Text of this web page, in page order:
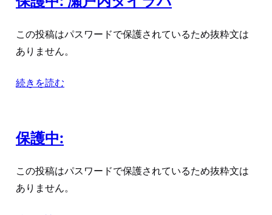
この投稿はパスワードで保護されているため抜粋文は
ありません。
続きを読む
保護中:
この投稿はパスワードで保護されているため抜粋文は
ありません。